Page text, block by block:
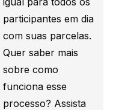
participantes em dia
com suas parcelas.
Quer saber mais
sobre como
funciona esse
processo? Assista